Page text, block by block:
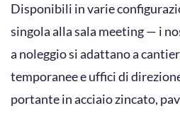
Disponibili in varie
singola alla sala meeting — i
a noleggio si adattano a
temporanee e uffici di
portante in acciaio zincato,